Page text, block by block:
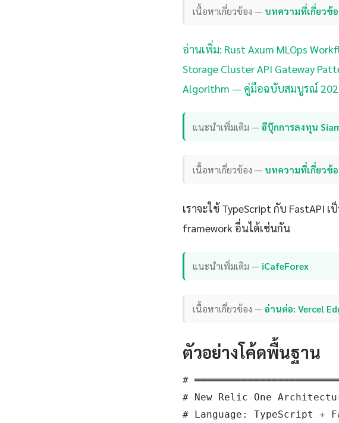
เนื้อหาเกี่ยวข้อง — บทความที่เกี่ยวข้
อ่านเพิ่ม: Rust Axum MLOps
Storage Cluster API Gateway
Algorithm — คู่มือฉบับสมบูรณ์
แนะนำเพิ่มเติม —อีบุ๊กการลงทุน
เนื้อหาเกี่ยวข้อง — บทความที่เกี่ยวข้อ
เราจะใช้ TypeScript กับ FastAPI
framework อื่นได้เช่นกัน
แนะนำเพิ่มเติม — iCafeForex
เนื้อหาเกี่ยวข้อง —อ่านต่อ: Vercel
ตัวอย่างโค้ดพื้นฐาน
#
# New Relic One
# Language: TypeScript +